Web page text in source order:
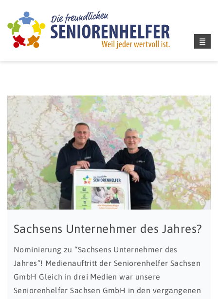
Sachsens Unternehmer des Jahres?
Nominierung zu “Sachsens Unternehmer des
Jahres”! Medienauftritt der Seniorenhelfer Sachsen
GmbH Gleich in drei Medien war unsere
Seniorenhelfer Sachsen GmbH in den vergangenen